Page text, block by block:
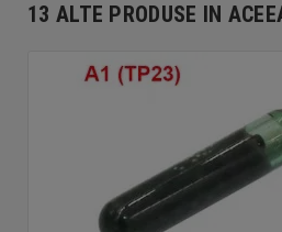
13 ALTE PRODUSE IN